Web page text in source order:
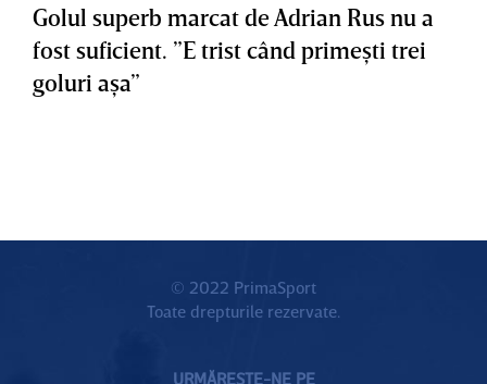
Golul superb marcat de Adrian Rus nu a
fost suficient. ”E trist când primeşti trei
goluri aşa”
© 2022 PrimaSport
Toate drepturile rezervate.
URMĂREȘTE-NE PE